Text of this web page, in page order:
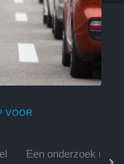
VOOR
Een onderzoek